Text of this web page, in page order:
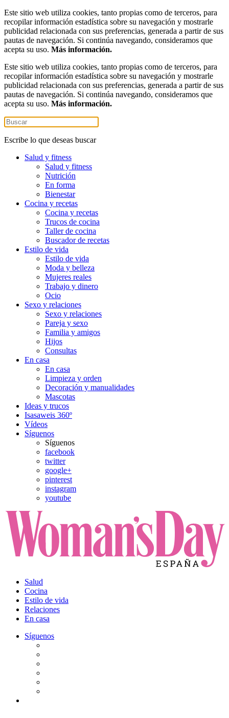
Este sitio web utiliza cookies, tanto propias como de terceros, para
recopilar información estadística sobre su navegación y mostrarle
publicidad relacionada con sus preferencias, generada a partir de sus
pautas de navegación. Si continúa navegando, consideramos que
acepta su uso. Más información.
Este sitio web utiliza cookies, tanto propias como de terceros, para
recopilar información estadística sobre su navegación y mostrarle
publicidad relacionada con sus preferencias, generada a partir de sus
pautas de navegación. Si continúa navegando, consideramos que
acepta su uso. Más información.
Escribe lo que deseas buscar
Salud y fitness
Salud y fitness
Nutrición
En forma
Bienestar
Cocina y recetas
Cocina y recetas
Trucos de cocina
Taller de cocina
Buscador de recetas
Estilo de vida
Estilo de vida
Moda y belleza
Mujeres reales
Trabajo y dinero
Ocio
Sexo y relaciones
Sexo y relaciones
Pareja y sexo
Familia y amigos
Hijos
Consultas
En casa
En casa
Limpieza y orden
Decoración y manualidades
Mascotas
Ideas y trucos
Isasaweis 360º
Vídeos
Síguenos
Síguenos
facebook
twitter
google+
pinterest
instagram
youtube
Salud
Cocina
Estilo de vida
Relaciones
En casa
Síguenos